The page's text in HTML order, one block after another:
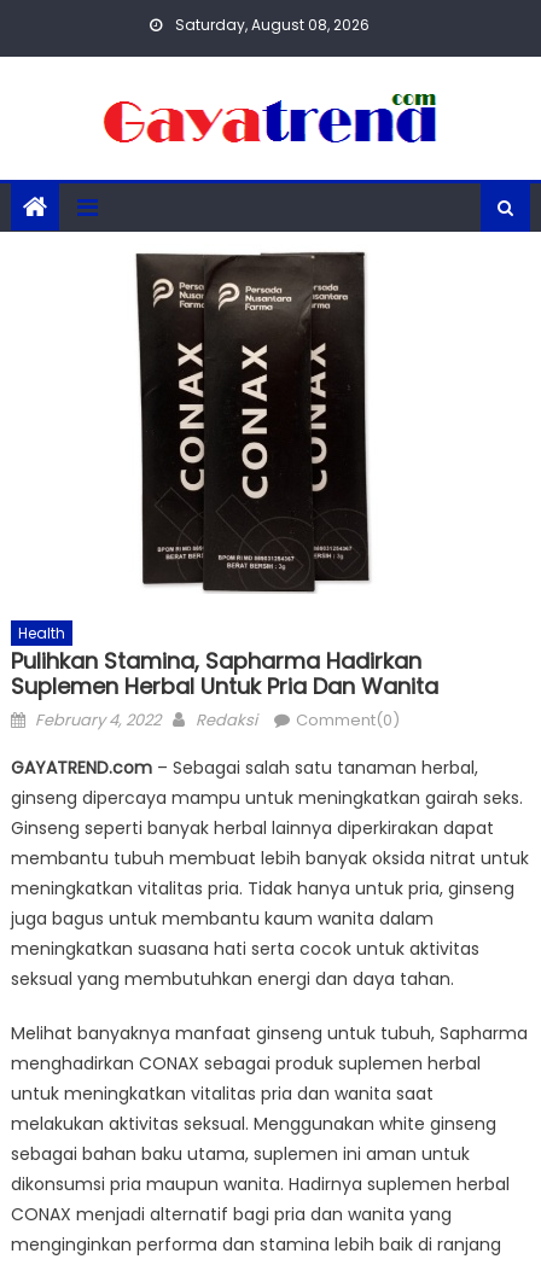
Saturday, August 08, 2026
Health
Pulihkan Stamina, Sapharma Hadirkan
Suplemen Herbal Untuk Pria Dan Wanita
Posted
February 4, 2022 Author
Redaksi Comment(0)
GAYATREND.com– Sebagai salah satu tanaman herbal,
ginseng dipercaya mampu untuk meningkatkan gairah seks.
Ginseng seperti banyak herbal lainnya diperkirakan dapat
membantu tubuh membuat lebih banyak oksida nitrat untuk
meningkatkan vitalitas pria. Tidak hanya untuk pria, ginseng
juga bagus untuk membantu kaum wanita dalam
meningkatkan suasana hati serta cocok untuk aktivitas
seksual yang membutuhkan energi dan daya tahan.
Melihat banyaknya manfaat ginseng untuk tubuh, Sapharma
menghadirkan CONAX sebagai produk suplemen herbal
untuk meningkatkan vitalitas pria dan wanita saat
melakukan aktivitas seksual. Menggunakan white ginseng
sebagai bahan baku utama, suplemen ini aman untuk
dikonsumsi pria maupun wanita. Hadirnya suplemen herbal
CONAX menjadi alternatif bagi pria dan wanita yang
menginginkan performa dan stamina lebih baik di ranjang